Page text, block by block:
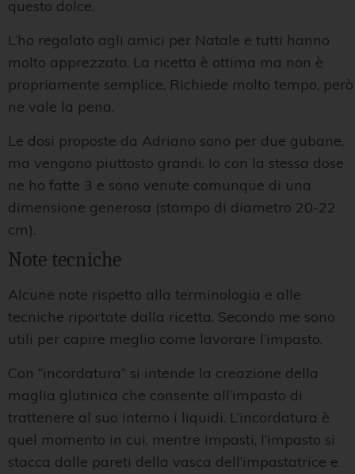
questo dolce.
L’ho regalato agli amici per Natale e tutti hanno
molto apprezzato. La ricetta è ottima ma non è
propriamente semplice. Richiede molto tempo, però
ne vale la pena.
Le dosi proposte da Adriano sono per due gubane,
ma vengono piuttosto grandi. Io con la stessa dose
ne ho fatte 3 e sono venute comunque di una
dimensione generosa (stampo di diametro 20-22
cm).
Note tecniche
Alcune note rispetto alla terminologia e alle
tecniche riportate dalla ricetta. Secondo me sono
utili per capire meglio come lavorare l’impasto.
Con “incordatura” si intende la creazione della
maglia glutinica che consente all’impasto di
trattenere al suo interno i liquidi. L’incordatura è
quel momento in cui, mentre impasti, l’impasto si
stacca dalle pareti della vasca dell’impastatrice e